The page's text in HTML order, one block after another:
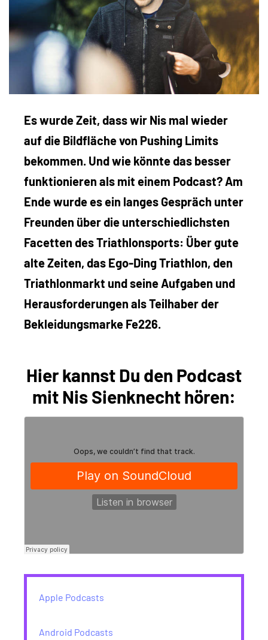
Es wurde Zeit, dass wir Nis mal wieder
auf die Bildfläche von Pushing Limits
bekommen. Und wie könnte das besser
funktionieren als mit einem Podcast? Am
Ende wurde es ein langes Gespräch unter
Freunden über die unterschiedlichsten
Facetten des Triathlonsports: Über gute
alte Zeiten, das Ego-Ding Triathlon, den
Triathlonmarkt und seine Aufgaben und
Herausforderungen als Teilhaber der
Bekleidungsmarke Fe226.
Hier kannst Du den Podcast
mit Nis Sienknecht hören:
Apple Podcasts
Android Podcasts